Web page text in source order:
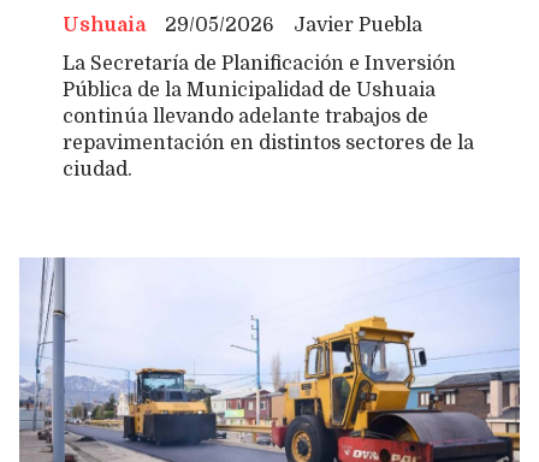
Javier Puebla
Ushuaia
29/05/2026
La Secretaría de Planificación e Inversión
Pública de la Municipalidad de Ushuaia
continúa llevando adelante trabajos de
repavimentación en distintos sectores de la
ciudad.